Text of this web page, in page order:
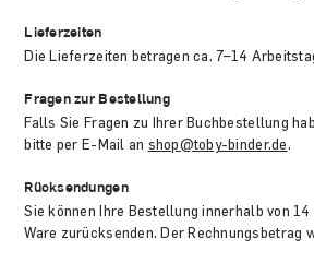
Lieferzeiten
Die Lieferzeiten betragen ca. 7–14
Fragen zur Bestellung
Falls Sie Fragen zu Ihrer Buchbestellung
bitte per E-Mail an shop@toby-binder.de.
Rücksendungen
Sie können Ihre Bestellung innerhalb von
Ware zurücksenden. Der Rechnungsbetrag